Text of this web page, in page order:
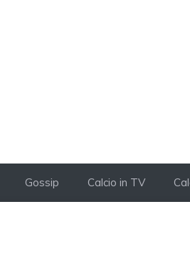
Gossip Calcio in TV